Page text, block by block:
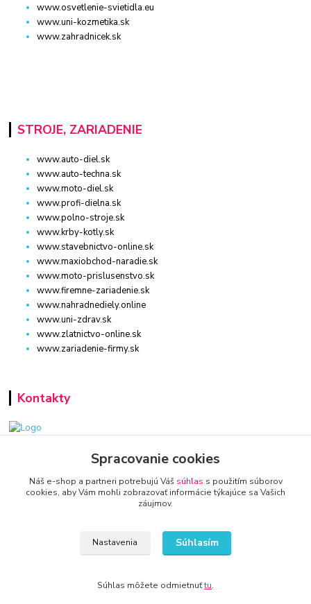
www.osvetlenie-svietidla.eu
www.uni-kozmetika.sk
www.zahradnicek.sk
STROJE, ZARIADENIE
www.auto-diel.sk
www.auto-techna.sk
www.moto-diel.sk
www.profi-dielna.sk
www.polno-stroje.sk
www.krby-kotly.sk
www.stavebnictvo-online.sk
www.maxiobchod-naradie.sk
www.moto-prislusenstvo.sk
www.firemne-zariadenie.sk
www.nahradnediely.online
www.uni-zdrav.sk
www.zlatnictvo-online.sk
www.zariadenie-firmy.sk
Kontakty
www.zariadenie-firmy.sk
+421 940 949 000
Spracovanie cookies
Náš e-shop a partneri potrebujú Váš súhlas s použitím súborov
cookies, aby Vám mohli zobrazovať informácie týkajúce sa Vašich
záujmov.
Nastavenia Súhlasím
Súhlas môžete odmietnuťtu.